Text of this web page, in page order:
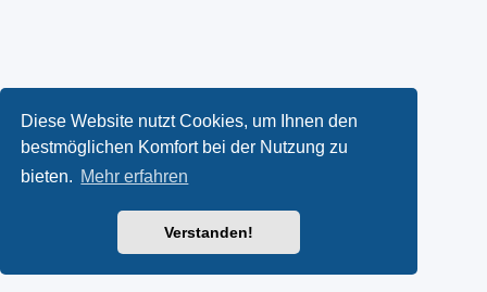
Diese Website nutzt Cookies, um Ihnen den
bestmöglichen Komfort bei der Nutzung zu
bieten. Mehr erfahren
Verstanden!